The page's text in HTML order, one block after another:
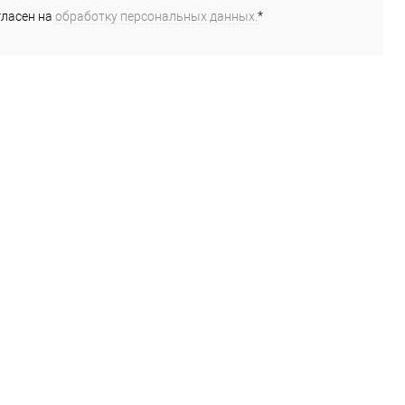
на обработку персональных данных. *